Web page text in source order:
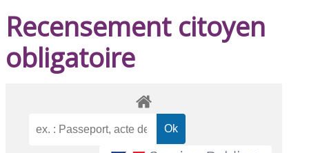
Recensement citoyen
obligatoire